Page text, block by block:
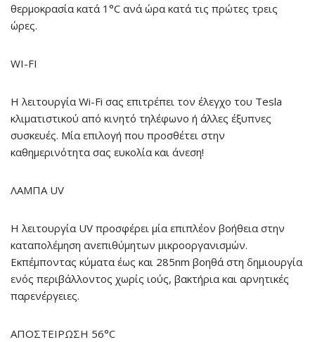
θερμοκρασία κατά 1°C ανά ώρα κατά τις πρώτες τρεις
ώρες.
WI-FI
Η λειτουργία Wi-Fi σας επιτρέπει τον έλεγχο του Tesla
κλιματιστικού από κινητό τηλέφωνο ή άλλες έξυπνες
συσκευές. Μία επιλογή που προσθέτει στην
καθημερινότητα σας ευκολία και άνεση!
ΛΑΜΠΑ UV
Η λειτουργία UV προσφέρει μία επιπλέον βοήθεια στην
καταπολέμηση ανεπιθύμητων μικροοργανισμών.
Εκπέμποντας κύματα έως και 285nm βοηθά στη δημιουργία
ενός περιβάλλοντος χωρίς ιούς, βακτήρια και αρνητικές
παρενέργειες.
ΑΠΟΣΤΕΙΡΩΣΗ 56°C